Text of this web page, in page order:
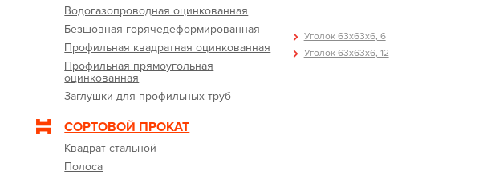
Водогазопроводная оцинкованная
Безшовная горячедеформированная
Профильная квадратная оцинкованная
Профильная прямоугольная
оцинкованная
Заглушки для профильных труб
СОРТОВОЙ ПРОКАТ
Квадрат стальной
Полоса
Уголок 63х63х6, 6
Уголок 63х63х6, 12